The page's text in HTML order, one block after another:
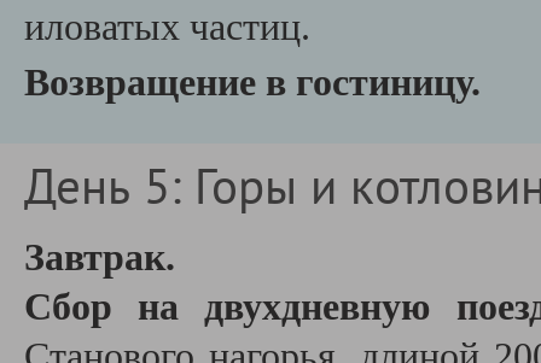
иловатых частиц.
Возвращение в гостиницу.
День 5: Горы и
Завтрак.
Сбор на двухдневную